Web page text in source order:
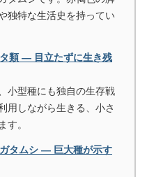
独特な生活史を持ってい
類 ― 目立たずに生き残
小型種にも独自の生存戦
用しながら生きる、小さ
す。
タムシ ― 巨大種が示す